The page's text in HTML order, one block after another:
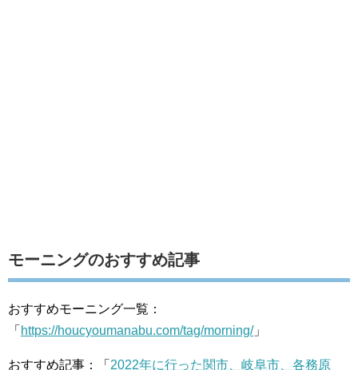
モーニングのおすすめ記事
おすすめモーニング一覧：
「 https://houcyoumanabu.com/tag/morning/」
おすすめ記事：「 2022年に行った関市、岐阜市、各務原